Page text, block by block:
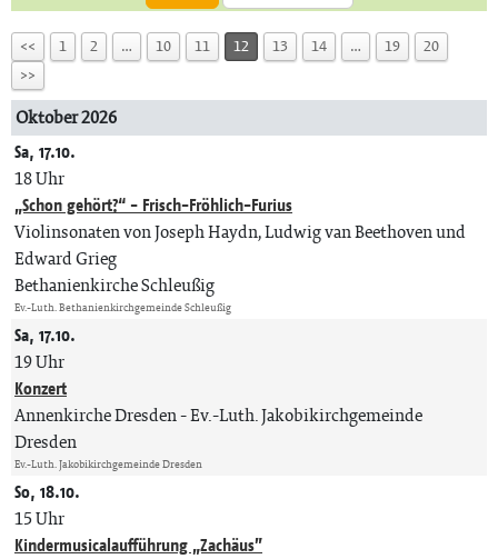
<< 1 2 … 10 11 12 13 14 … 19
20
>>
Oktober 2026
Sa, 17.10.
18 Uhr
„Schon gehört?“ - Frisch-Fröhlich-Furius
Violinsonaten von Joseph Haydn, Ludwig van Beethoven und
Edward Grieg
Bethanienkirche Schleußig
Ev.-Luth. Bethanienkirchgemeinde Schleußig
Sa, 17.10.
19 Uhr
Konzert
Annenkirche Dresden Ev.-Luth. Jakobikirchgemeinde
Dresden
Ev.-Luth. Jakobikirchgemeinde Dresden
So, 18.10.
15 Uhr
Kindermusicalaufführung „Zachäus”